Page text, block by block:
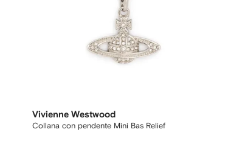
Vivienne Westwood
Collana con pendente Mini Bas Relief